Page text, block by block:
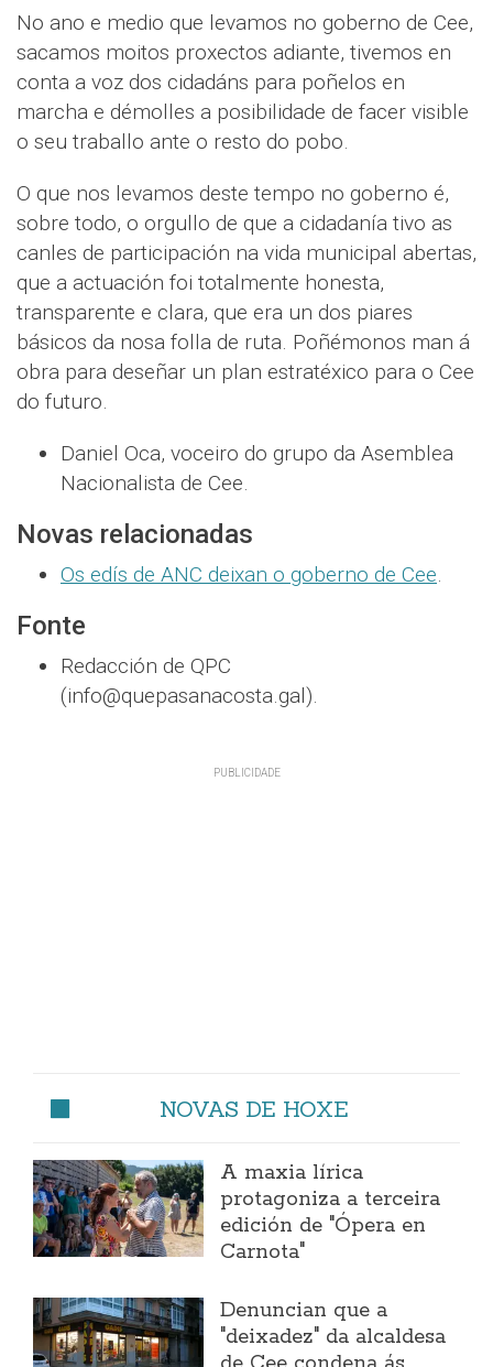
No ano e medio que levamos no goberno de Cee,
sacamos moitos proxectos adiante, tivemos en
conta a voz dos cidadáns para poñelos en
marcha e démolles a posibilidade de facer visible
o seu traballo ante o resto do pobo.
O que nos levamos deste tempo no goberno é,
sobre todo, o orgullo de que a cidadanía tivo as
canles de participación na vida municipal abertas,
que a actuación foi totalmente honesta,
transparente e clara, que era un dos piares
básicos da nosa folla de ruta. Poñémonos man á
obra para deseñar un plan estratéxico para o Cee
do futuro.
Daniel Oca, voceiro do grupo da Asemblea
Nacionalista de Cee.
Novas relacionadas
Os edís de ANC deixan o goberno de Cee.
Fonte
Redacción de QPC
(info@quepasanacosta.gal).
NOVAS DE HOXE
A maxia lírica
protagoniza a terceira
edición de "Ópera en
Carnota"
Denuncian que a
"deixadez" da alcaldesa